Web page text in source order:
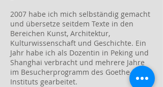
2007 habe ich mich selbständig gemacht
und übersetze seitdem Texte in den
Bereichen Kunst, Architektur,
Kulturwissenschaft und Geschichte. Ein
Jahr habe ich als Dozentin in Peking und
Shanghai verbracht und mehrere Jahre
im Besucherprogramm des Goethe-
Instituts gearbeitet.